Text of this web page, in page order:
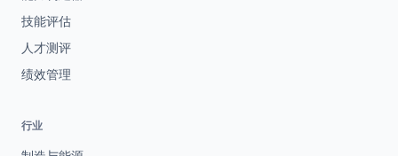
技能评估
人才测评
绩效管理
行业